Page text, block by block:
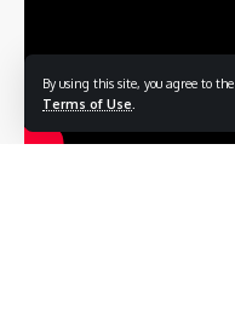
By using this site, you agree to the
Terms of Use